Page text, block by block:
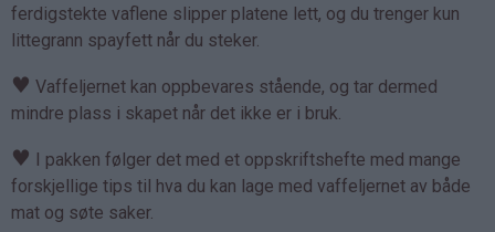
ferdigstekte vaflene slipper platene lett, og du trenger kun
littegrann spayfett når du steker.
♥ Vaffeljernet kan oppbevares stående, og tar dermed
mindre plass i skapet når det ikke er i bruk.
♥ I pakken følger det med et oppskriftshefte med mange
forskjellige tips til hva du kan lage med vaffeljernet av både
mat og søte saker.